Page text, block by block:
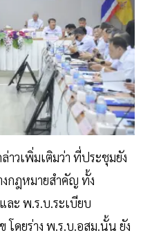
าวเพิ่มเติมว่า ที่ประชุมยัง
งกฎหมายสำคัญ ทั้ง
ะ พ.ร.บ.ระเบียบ
โดยร่าง พ.ร.บ.อสม.นั้น ยัง